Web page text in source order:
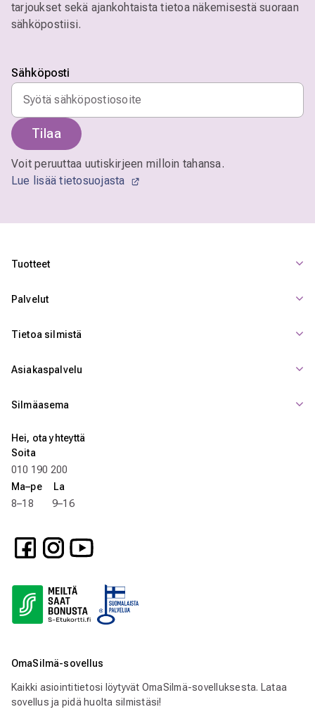
tarjoukset sekä ajankohtaista tietoa näkemisestä suoraan
sähköpostiisi.
Sähköposti
Tilaa
Voit peruuttaa uutiskirjeen milloin tahansa.
Lue lisää tietosuojasta
Tuotteet
Palvelut
Tietoa silmistä
Asiakaspalvelu
Silmäasema
Hei, ota yhteyttä
Soita
010 190 200
Ma–pe La
8–18 9–16
OmaSilmä-sovellus
Kaikki asiointitietosi löytyvät OmaSilmä-sovelluksesta. Lataa
sovellus ja pidä huolta silmistäsi!